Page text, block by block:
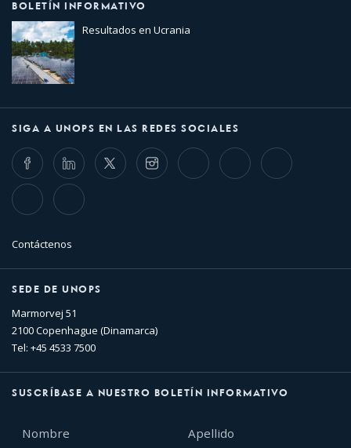
BOLETÍN INFORMATIVO
Resultados en Ucrania
SIGA A UNOPS EN LAS REDES SOCIALES
FacebookLinkedIn Twitter InstagramWhatsappBluesky Threads
TikTok Flickr
Contáctenos
SEDE DE UNOPS
Marmorvej 51
2100 Copenhague (Dinamarca)
Tel: +45 4533 7500
SUSCRÍBASE A NUESTRO BOLETÍN INFORMATIVO